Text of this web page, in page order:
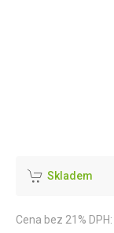
Skladem
Cena bez 21% DPH: